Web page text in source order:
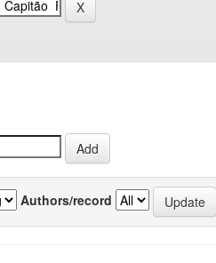
Authors/record